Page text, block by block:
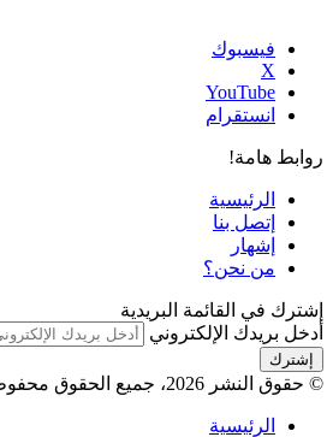
فيسبوك
‫X
‫YouTube
انستقرام
روابط هامة!
الرئيسية
إتصل بنا
إشهار
من نحن؟
إشترك في القائمة البريدية
أدخل بريدك الإلكتروني
© حقوق النشر 2026، جميع الحقوق محفوظة |
الرئيسية